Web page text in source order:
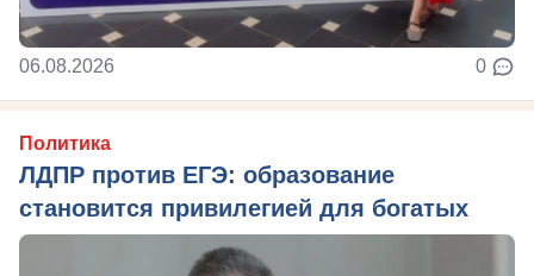
06.08.2026 0
Политика
ЛДПР против ЕГЭ: образование
становится привилегией для богатых